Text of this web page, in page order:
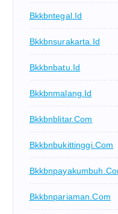
Bkkbntegal.id
Bkkbnsurakarta.id
Bkkbnbatu.id
Bkkbnmalang.id
Bkkbnblitar.com
Bkkbnbukittinggi.com
Bkkbnpariaman.com